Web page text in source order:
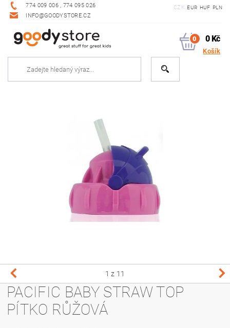
774 009 006 , 774 095 026
INFO@GOODYSTORE.CZ
CZK EUR HUF PLN
0 0 Kč
Košík
1 z 11
PACIFIC BABY STRAW TOP
PÍTKO RŮŽOVÁ